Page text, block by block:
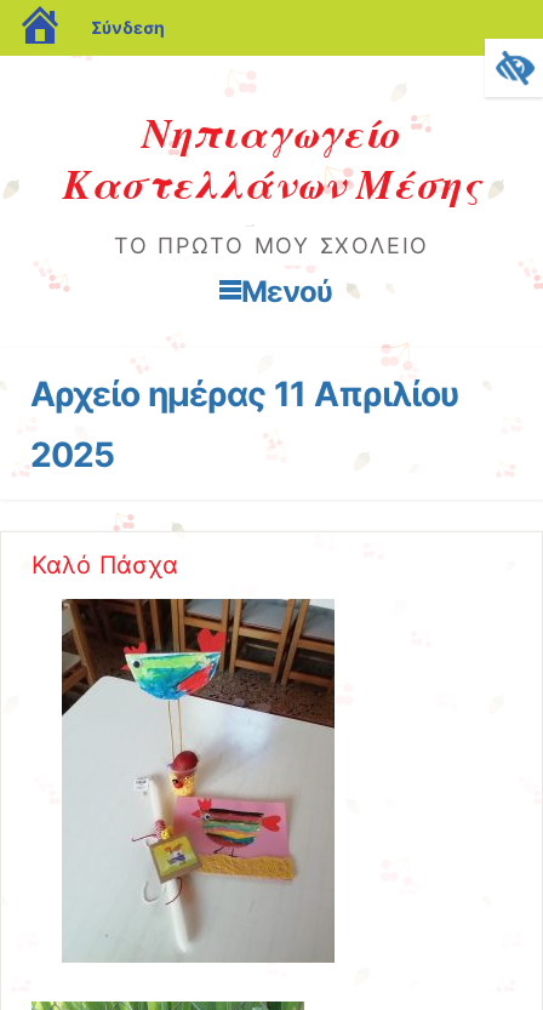
blogs.sch.gr
Σύνδεση
Νηπιαγωγείο
Καστελλάνων Μέσης
ΤΟ ΠΡΏΤΟ ΜΟΥ ΣΧΟΛΕΊΟ
Μενού
Αρχείο ημέρας 11 Απριλίου
2025
Καλό Πάσχα